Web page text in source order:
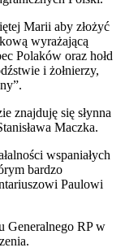
Marii aby złożyć
wyrażającą
Polaków oraz hołd
i żołnierzy,
znajduję się słynna
Maczka.
wspaniałych
bardzo
Paulowi
Generalnego RP w